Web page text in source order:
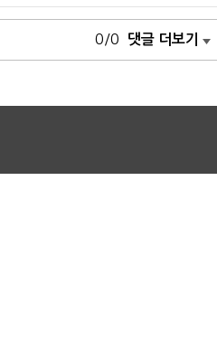
0/0 댓글 더보기